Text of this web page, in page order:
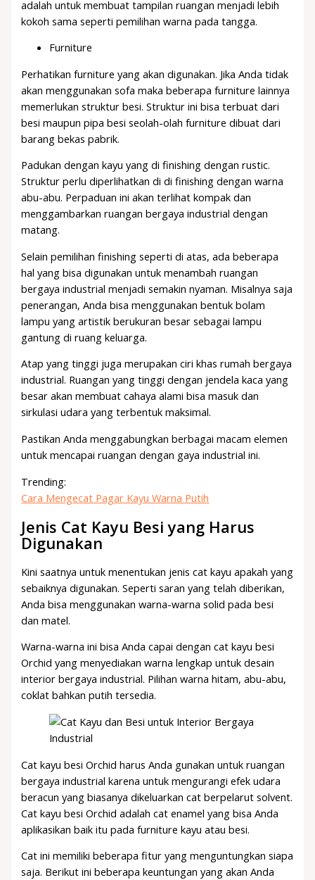
adalah untuk membuat tampilan ruangan menjadi lebih
kokoh sama seperti pemilihan warna pada tangga.
Furniture
Perhatikan furniture yang akan digunakan. Jika Anda tidak
akan menggunakan sofa maka beberapa furniture lainnya
memerlukan struktur besi. Struktur ini bisa terbuat dari
besi maupun pipa besi seolah-olah furniture dibuat dari
barang bekas pabrik.
Padukan dengan kayu yang di finishing dengan rustic.
Struktur perlu diperlihatkan di di finishing dengan warna
abu-abu. Perpaduan ini akan terlihat kompak dan
menggambarkan ruangan bergaya industrial dengan
matang.
Selain pemilihan finishing seperti di atas, ada beberapa
hal yang bisa digunakan untuk menambah ruangan
bergaya industrial menjadi semakin nyaman. Misalnya saja
penerangan, Anda bisa menggunakan bentuk bolam
lampu yang artistik berukuran besar sebagai lampu
gantung di ruang keluarga.
Atap yang tinggi juga merupakan ciri khas rumah bergaya
industrial. Ruangan yang tinggi dengan jendela kaca yang
besar akan membuat cahaya alami bisa masuk dan
sirkulasi udara yang terbentuk maksimal.
Pastikan Anda menggabungkan berbagai macam elemen
untuk mencapai ruangan dengan gaya industrial ini.
Trending:
Cara Mengecat Pagar Kayu Warna Putih
Jenis Cat Kayu Besi yang Harus
Digunakan
Kini saatnya untuk menentukan jenis cat kayu apakah yang
sebaiknya digunakan. Seperti saran yang telah diberikan,
Anda bisa menggunakan warna-warna solid pada besi
dan matel.
Warna-warna ini bisa Anda capai dengan cat kayu besi
Orchid yang menyediakan warna lengkap untuk desain
interior bergaya industrial. Pilihan warna hitam, abu-abu,
coklat bahkan putih tersedia.
Cat kayu besi Orchid harus Anda gunakan untuk ruangan
bergaya industrial karena untuk mengurangi efek udara
beracun yang biasanya dikeluarkan cat berpelarut solvent.
Cat kayu besi Orchid adalah cat enamel yang bisa Anda
aplikasikan baik itu pada furniture kayu atau besi.
Cat ini memiliki beberapa fitur yang menguntungkan siapa
saja. Berikut ini beberapa keuntungan yang akan Anda